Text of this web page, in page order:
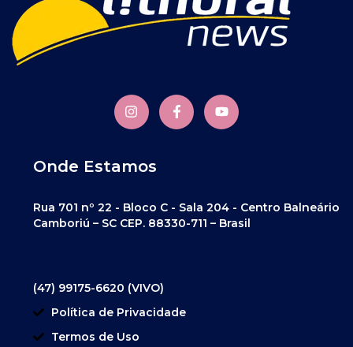
Onde Estamos
Rua 701 nº 22 - Bloco C - Sala 204 - Centro Balneário
Camboriú – SC CEP. 88330-711 – Brasil
(47) 99175-6620 (VIVO)
Política de Privacidade
Termos de Uso